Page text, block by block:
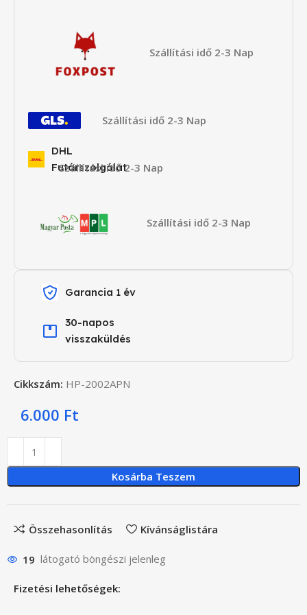
Szállítási idő 2-3 Nap
Szállítási idő 2-3 Nap
DHL
Futárszolgálat
Szállítási idő 2-3 Nap
Szállítási idő 2-3 Nap
Garancia 1 év
30-napos
visszaküldés
Cikkszám: HP-2002APN
6.000 Ft
Kosárba Teszem
Összehasonlítás Kívánságlistára
19 látogató böngészi jelenleg
Fizetési lehetőségek: